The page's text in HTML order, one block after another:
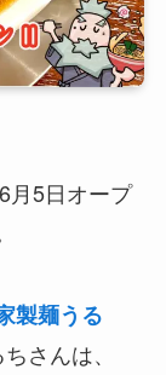
月5日オープ
製麺うる
さんは、